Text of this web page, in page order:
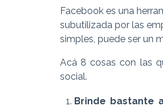
Facebook es una
subutilizada por las
simples, puede ser un
Acá 8 cosas con las
social.
Brinde bastante